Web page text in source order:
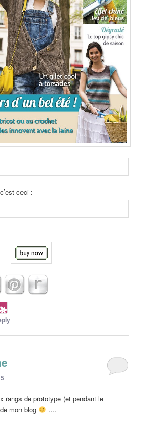
ceci :
rangs de prototype (et pendant le
mon blog
….